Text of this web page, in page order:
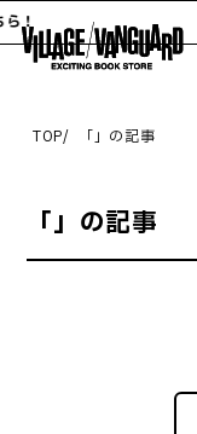
！
TOP 「」の記事
「」の記事